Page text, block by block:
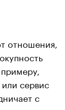
отношения,
сервис
с